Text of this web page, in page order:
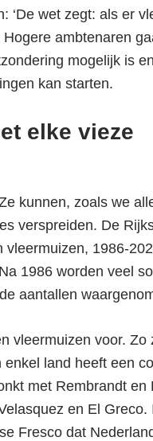
‘De wet zegt: als er
Hogere ambtenaren
mogelijk is
kan starten.
elke vieze
kunnen, zoals we
verspreiden. De
vleermuizen, 1986-
1986 worden veel
aantallen
vleermuizen voor. Zo
land heeft een
met Rembrandt en
en El Greco.
Fresco dat